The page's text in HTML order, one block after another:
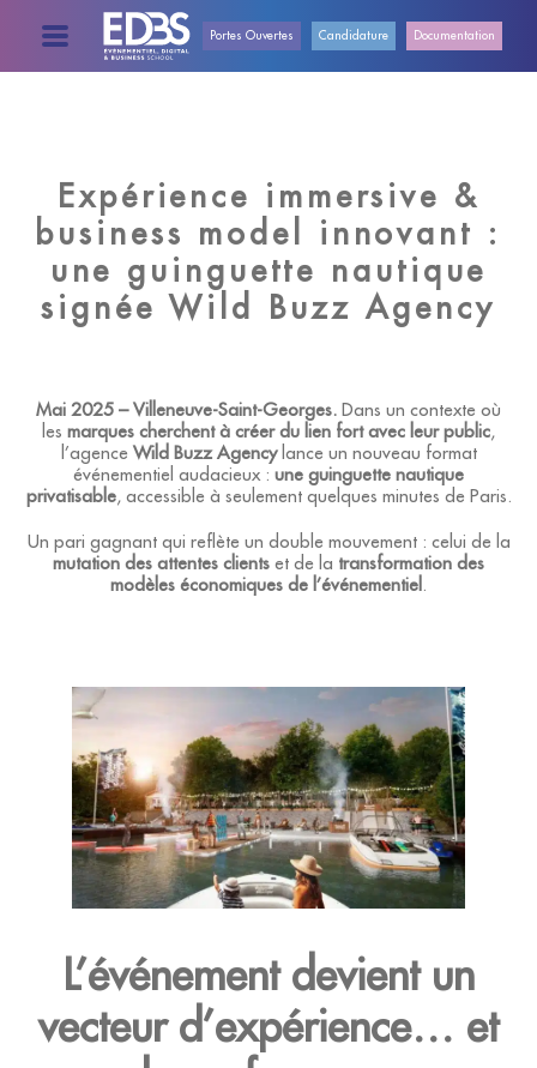
FORMATIONS
CAMPUS
ENTREPRISE
ADMISSIONS
BORDEAUX
GRENOBLE
LILLE
NANTES
PARIS
BACHELOR
DIGITAL
BUSINESS
ET IA
MASTÈRE
MASTÈRE
ÉVÉNEMENTIEL
MASTÈRE
PRÉSENTATION
BACHELOR
MASTERE
PRÉSENTATION
BACHELOR
MASTERE
PRÉSENTATION
BACHELOR
MASTERE
EDITO DE
DIRECTRICE
PRÉSENTATION
ÉCOLE
PORTES
OUVERTES
HANDICAP &
ACCESSIBILITÉ
SKOLAE
SERVICE
ALUMNI
CABINET
ENTREPRISE
TAXE
D’APPRENTISSAGE
MASTERE
PROCÉDURE
D'ADMISSIONS
ÉTUDIANTS
INTERNATIONAUX
(HORS UE)
INTERNATIONAL
STUDENTS
Portes Ouvertes Candidature Documentation
Expérience immersive &
business model innovant :
une guinguette nautique
signée Wild Buzz Agency
Mai 2025 – Villeneuve-Saint-Georges. Dans un contexte où
les marques cherchent à créer du lien fort avec leur public,
l’agence Wild Buzz Agencylance un nouveau format
événementiel audacieux : une guinguette nautique
privatisable, accessible à seulement quelques minutes de Paris.
Un pari gagnant qui reflète un double mouvement : celui de la
mutation des attentes clients et de la transformation des
modèles économiques de l’événementiel .
L’événement devient un
vecteur d’expérience… et